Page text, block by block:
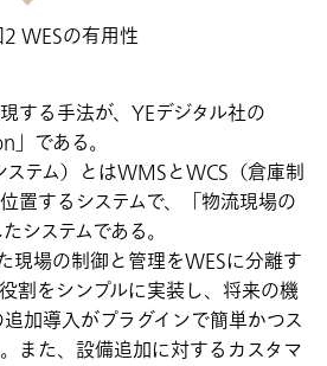
2 WESの有用性
する手法が、YEデジタル社の
である。
テム）とはWMSとWCS（倉庫制
置するシステムで、「物流現場の
システムである。
現場の制御と管理をWESに分離す
割をシンプルに実装し、将来の機
加導入がプラグインで簡単かつス
また、設備追加に対するカスタマ